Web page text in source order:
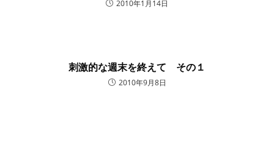
2010年1月14日
刺激的な週末を終えて その１
2010年9月8日